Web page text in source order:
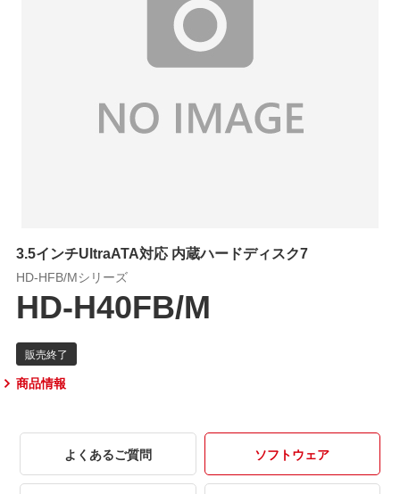
3.5インチUltraATA対応 内蔵ハードディスク7
HD-HFB/Mシリーズ
HD-H40FB/M
商品情報
よくあるご質問 ソフトウェア